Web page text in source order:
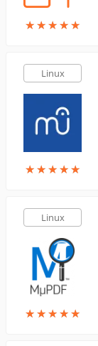
★★★★★
★★★★★
Linux
★★★★★
★★★★★
Linux
★★★★★
★★★★★